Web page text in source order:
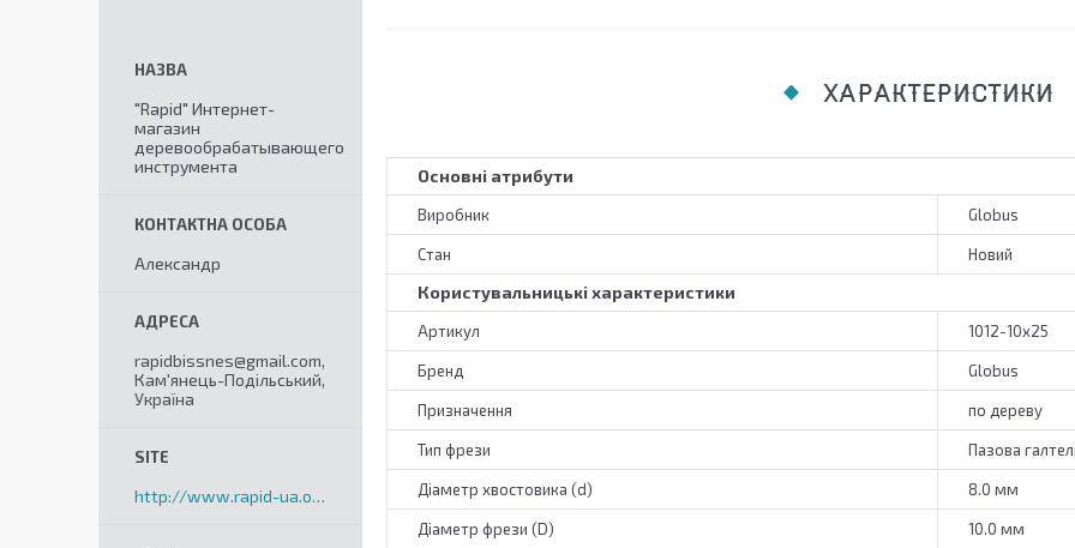
ХАРАКТЕРИСТИКИ
Основні атрибути
Виробник Globus
Стан Новий
Користувальницькі характеристики
Артикул 1012-10x25
Бренд Globus
Призначення по дереву
Тип фрези Пазова
Діаметр хвостовика (d) 8.0 мм
Діаметр фрези (D) 10.0 мм
"Rapid" Интернет-
магазин
деревообрабатывающего
инструмента
Александр
rapidbissnes@gmail.com,
Кам'янець-Подільський,
Україна
http://www.rapid-ua.org